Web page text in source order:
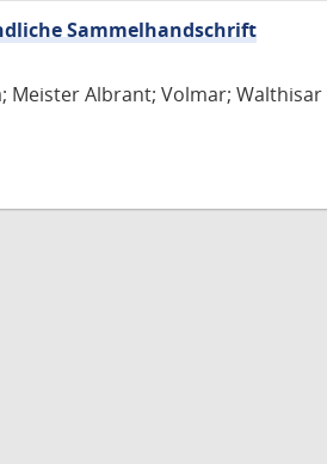
Sammelhandschrift
Meister Albrant; Volmar;